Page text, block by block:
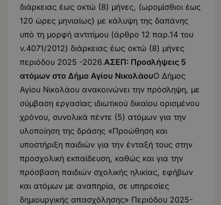
διάρκειας έως οκτώ (8) μήνες, (ωρομίσθιοι έως
120 ώρες μηνιαίως) με κάλυψη της δαπάνης
υπό τη μορφή αντιτίμου (άρθρο 12 παρ.14 του
ν.4071/2012) διάρκειας έως οκτώ (8) μήνες
περιόδου 2025 -2026.ΑΣΕΠ: Προσλήψεις 5
ατόμων στο Δήμο Αγίου ΝικολάουΟ Δήμος
Αγίου Νικολάου ανακοινώνει την πρόσληψη, με
σύμβαση εργασίας ιδιωτικού δικαίου ορισμένου
χρόνου, συνολικά πέντε (5) ατόμων για την
υλοποίηση της δράσης «Προώθηση και
υποστήριξη παιδιών για την ένταξή τους στην
προσχολική εκπαίδευση, καθώς και για την
πρόσβαση παιδιών σχολικής ηλικίας, εφήβων
και ατόμων με αναπηρία, σε υπηρεσίες
δημιουργικής απασχόλησης» Περιόδου 2025-